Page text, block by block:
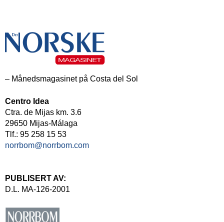
– Månedsmagasinet på Costa del Sol
Centro Idea
Ctra. de Mijas km. 3.6
29650 Mijas-Málaga
Tlf.: 95 258 15 53
norrbom@norrbom.com
PUBLISERT AV:
D.L. MA-126-2001